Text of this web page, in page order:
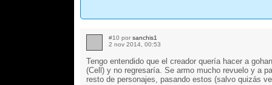
#10 por sanchis1
2 nov 2014, 00:53
Tengo entendido que el creador quería hacer a
(Cell) y no regresaría. Se armo mucho revuelo y a
resto de personajes, pasando estos (salvo quizás